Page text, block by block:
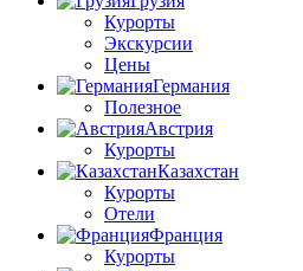
Курорты
Экскурсии
Цены
Германия
Полезное
Австрия
Курорты
Казахстан
Курорты
Отели
Франция
Курорты